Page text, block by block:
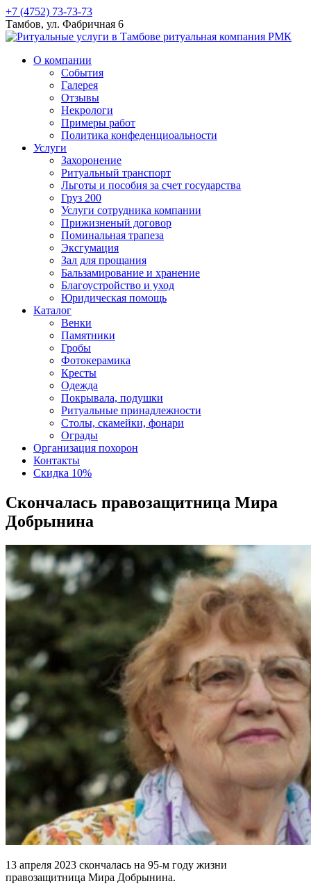
+7 (4752) 73-73-73
Тамбов, ул. Фабричная 6
О компании
События
Галерея
Отзывы
Некрологи
Примеры работ
Политика конфеденциоальности
Услуги
Захоронение
Ритуальный транспорт
Льготы и пособия за счет государства
Груз 200
Услуги сотрудника компании
Прижизненый договор
Поминальная трапеза
Эксгумация
Зал для прощания
Бальзамирование и хранение
Благоустройство и уход
Юридическая помощь
Каталог
Венки
Памятники
Гробы
Фотокерамика
Кресты
Одежда
Покрывала, подушки
Ритуальные принадлежности
Столы, скамейки, фонари
Ограды
Организация похорон
Контакты
Скидка 10%
Скончалась правозащитница Мира
Добрынина
13 апреля 2023 скончалась на 95-м году жизни
правозащитница Мира Добрынина.